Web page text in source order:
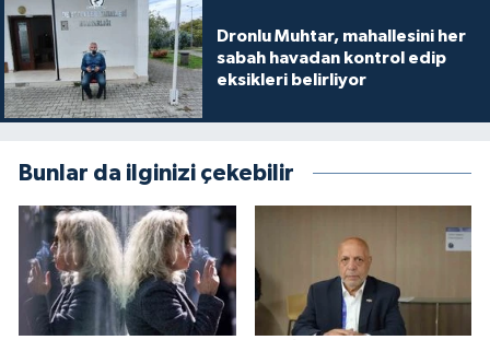
Dronlu Muhtar, mahallesini her
sabah havadan kontrol edip
eksikleri belirliyor
Bunlar da ilginizi çekebilir